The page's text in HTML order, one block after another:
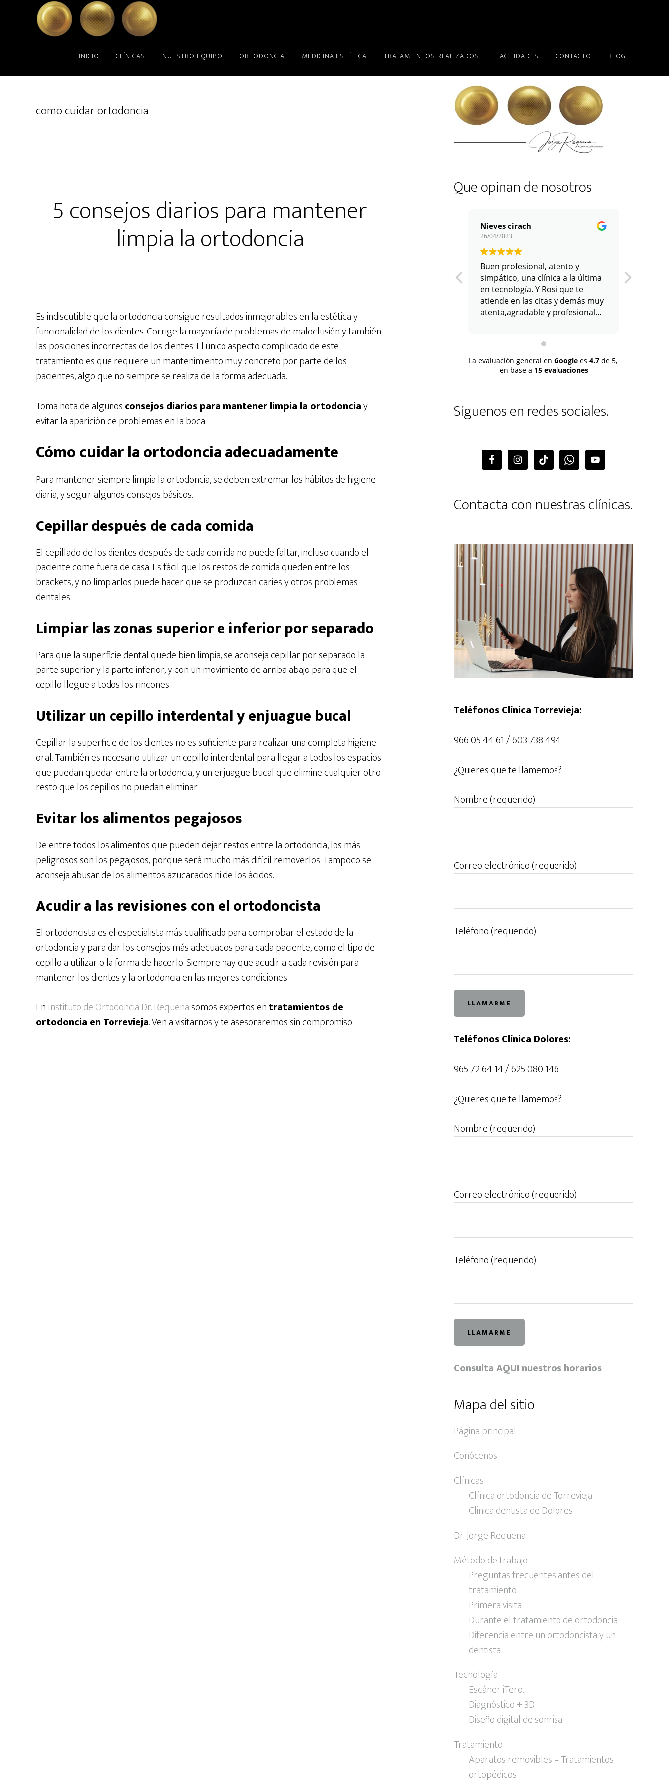
INICIO CLÍNICAS NUESTRO EQUIPO ORTODONCIA MEDICINA ESTÉTICA TRATAMIENTOS REALIZADOS FACILIDADES CONTACTO BLOG
como cuidar ortodoncia
5 consejos diarios para mantener
limpia la ortodoncia
Es indiscutible que la ortodoncia consigue resultados inmejorables en la estética y
funcionalidad de los dientes. Corrige la mayoría de problemas de maloclusión y también
las posiciones incorrectas de los dientes. El único aspecto complicado de este
tratamiento es que requiere un mantenimiento muy concreto por parte de los
pacientes, algo que no siempre se realiza de la forma adecuada.
Toma nota de algunosconsejos diarios para mantener limpia la ortodonciay
evitar la aparición de problemas en la boca.
Cómo cuidar la ortodoncia adecuadamente
Para mantener siempre limpia la ortodoncia, se deben extremar los hábitos de higiene
diaria, y seguir algunos consejos básicos.
Cepillar después de cada comida
El cepillado de los dientes después de cada comida no puede faltar, incluso cuando el
paciente come fuera de casa. Es fácil que los restos de comida queden entre los
brackets, y no limpiarlos puede hacer que se produzcan caries y otros problemas
dentales.
Limpiar las zonas superior e inferior por separado
Para que la superficie dental quede bien limpia, se aconseja cepillar por separado la
parte superior y la parte inferior, y con un movimiento de arriba abajo para que el
cepillo llegue a todos los rincones.
Utilizar un cepillo interdental y enjuague bucal
Cepillar la superficie de los dientes no es suficiente para realizar una completa higiene
oral. También es necesario utilizar un cepillo interdental para llegar a todos los espacios
que puedan quedar entre la ortodoncia, y un enjuague bucal que elimine cualquier otro
resto que los cepillos no puedan eliminar.
Evitar los alimentos pegajosos
De entre todos los alimentos que pueden dejar restos entre la ortodoncia, los más
peligrosos son los pegajosos, porque será mucho más difícil removerlos. Tampoco se
aconseja abusar de los alimentos azucarados ni de los ácidos.
Acudir a las revisiones con el ortodoncista
El ortodoncista es el especialista más cualificado para comprobar el estado de la
ortodoncia y para dar los consejos más adecuados para cada paciente, como el tipo de
cepillo a utilizar o la forma de hacerlo. Siempre hay que acudir a cada revisión para
mantener los dientes y la ortodoncia en las mejores condiciones.
En Instituto de Ortodoncia Dr. Requenasomos expertos entratamientos de
ortodoncia en Torrevieja. Ven a visitarnos y te asesoraremos sin compromiso.
Que opinan de nosotros
Nieves cirach
26/04/2023
Buen profesional, atento y
simpático, una clínica a la última
en tecnología. Y Rosi que te
atiende en las citas y demás muy
atenta,agradable y profesional
La evaluación general en Google es 4.7 de 5,
en base a 15 evaluaciones
Síguenos en redes sociales.
Contacta con nuestras clínicas.
Teléfonos Clínica Torrevieja:
966 05 44 61 / 603 738 494
¿Quieres que te llamemos?
Nombre (requerido)
Correo electrónico (requerido)
Teléfono (requerido)
Teléfonos Clínica Dolores:
965 72 64 14 / 625 080 146
¿Quieres que te llamemos?
Nombre (requerido)
Correo electrónico (requerido)
Teléfono (requerido)
Consulta AQUI nuestros horarios
Mapa del sitio
Página principal
Conócenos
Clínicas
Clínica ortodoncia de Torrevieja
Clinica dentista de Dolores
Dr. Jorge Requena
Método de trabajo
Preguntas frecuentes antes del
tratamiento
Primera visita
Durante el tratamiento de ortodoncia
Diferencia entre un ortodoncista y un
dentista
Tecnología
Escáner iTero.
Diagnóstico + 3D
Diseño digital de sonrisa
Tratamiento
Aparatos removibles – Tratamientos
ortopédicos